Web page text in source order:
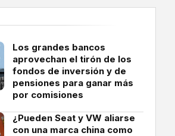
Los grandes bancos
aprovechan el tirón de los
fondos de inversión y de
pensiones para ganar más
por comisiones
¿Pueden Seat y VW aliarse
con una marca china como